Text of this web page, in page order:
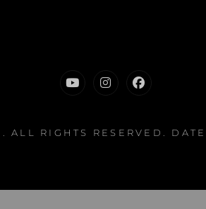
. ALL RIGHTS RESERVED.